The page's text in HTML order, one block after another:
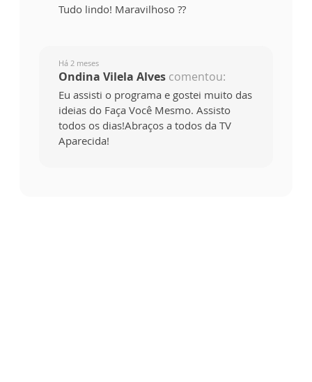
Tudo lindo! Maravilhoso ??
Há 2 meses
Ondina Vilela Alves comentou:
Eu assisti o programa e gostei muito das
ideias do Faça Você Mesmo. Assisto
todos os dias!Abraços a todos da TV
Aparecida!